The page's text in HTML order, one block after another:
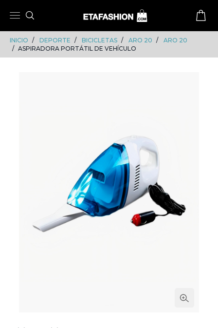
INICIO DEPORTE BICICLETAS ARO 20
ARO 20
ASPIRADORA PORTÁTIL DE VEHÍCULO